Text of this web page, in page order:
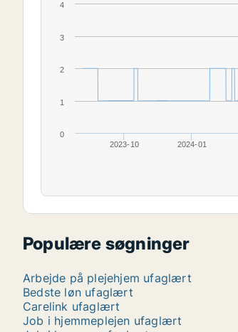
2023-10 2024-01
0
1
2
3
4
Populære søgninger
Arbejde på plejehjem ufaglært
Bedste løn ufaglært
Carelink ufaglært
Job i hjemmeplejen ufaglært